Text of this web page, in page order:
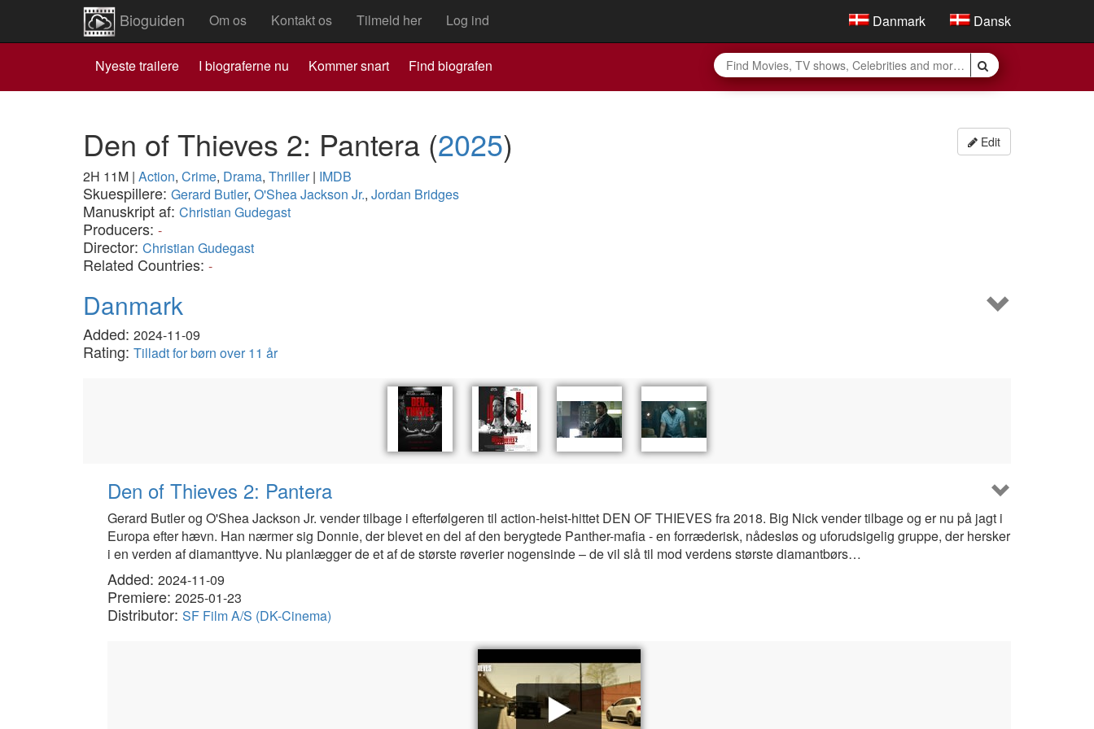
Bioguiden Om os Kontakt os Tilmeld her Log ind Danmark Dansk
Nyeste trailere I biograferne nu Kommer snart Find biografen
Edit
Den of Thieves 2: Pantera (2025)
2H 11M | Action, Crime, Drama, Thriller| IMDB
Skuespillere: Gerard Butler, O'Shea Jackson Jr., Jordan Bridges
Manuskript af: Christian Gudegast
Producers: -
Director: Christian Gudegast
Related Countries: -
Danmark
Added: 2024-11-09
Rating: Tilladt for børn over 11 år
Den of Thieves 2: Pantera
Gerard Butler og O'Shea Jackson Jr. vender tilbage i efterfølgeren til action-heist-hittet DEN OF THIEVES fra 2018. Big Nick vender tilbage og er nu på jagt i
Europa efter hævn. Han nærmer sig Donnie, der blevet en del af den berygtede Panther-mafia - en forræderisk, nådesløs og uforudsigelig gruppe, der hersker
i en verden af diamanttyve. Nu planlægger de et af de største røverier nogensinde – de vil slå til mod verdens største diamantbørs…
Added: 2024-11-09
Premiere: 2025-01-23
Distributor: SF Film A/S (DK-Cinema)